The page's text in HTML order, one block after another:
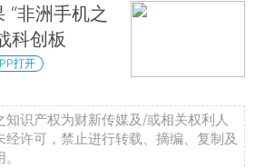
“非洲手机之
科创板
打开
知识产权为财新传媒及/或相关权利人
经许可，禁止进行转载、摘编、复制及